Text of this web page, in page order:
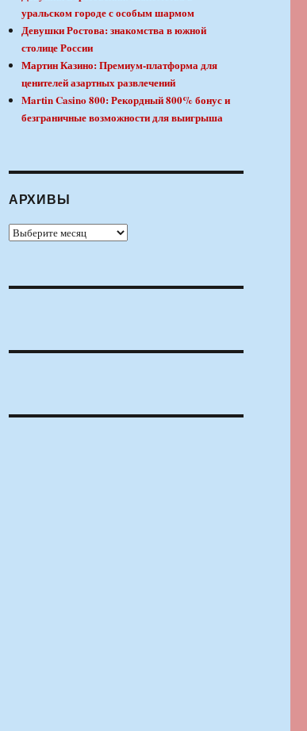
уральском городе с особым шармом
Девушки Ростова: знакомства в южной
столице России
Мартин Казино: Премиум-платформа для
ценителей азартных развлечений
Martin Casino 800: Рекордный 800% бонус и
безграничные возможности для выигрыша
АРХИВЫ
Архивы